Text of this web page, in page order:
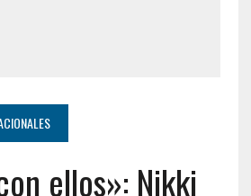
ellos»: Nikki